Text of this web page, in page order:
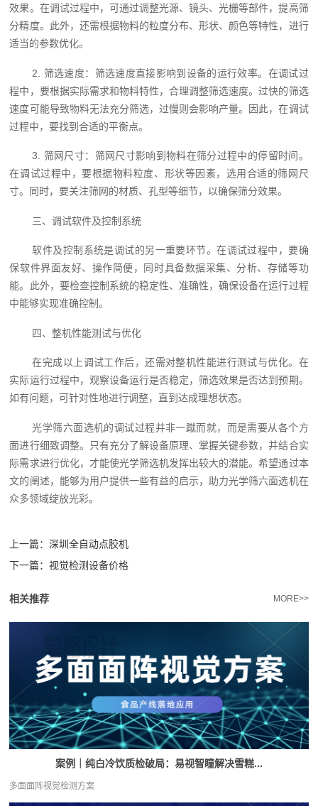
效果。在调试过程中，可通过调整光源、镜头、光栅等部件，提高筛
分精度。此外，还需根据物料的粒度分布、形状、颜色等特性，进行
适当的参数优化。
2. 筛选速度：筛选速度直接影响到设备的运行效率。在调试过
程中，要根据实际需求和物料特性，合理调整筛选速度。过快的筛选
速度可能导致物料无法充分筛选，过慢则会影响产量。因此，在调试
过程中，要找到合适的平衡点。
3. 筛网尺寸：筛网尺寸影响到物料在筛分过程中的停留时间。
在调试过程中，要根据物料粒度、形状等因素，选用合适的筛网尺
寸。同时，要关注筛网的材质、孔型等细节，以确保筛分效果。
三、调试软件及控制系统
软件及控制系统是调试的另一重要环节。在调试过程中，要确
保软件界面友好、操作简便，同时具备数据采集、分析、存储等功
能。此外，要检查控制系统的稳定性、准确性，确保设备在运行过程
中能够实现准确控制。
四、整机性能测试与优化
在完成以上调试工作后，还需对整机性能进行测试与优化。在
实际运行过程中，观察设备运行是否稳定，筛选效果是否达到预期。
如有问题，可针对性地进行调整，直到达成理想状态。
光学筛六面选机的调试过程并非一蹴而就，而是需要从各个方
面进行细致调整。只有充分了解设备原理、掌握关键参数，并结合实
际需求进行优化，才能使光学筛选机发挥出较大的潜能。希望通过本
文的阐述，能够为用户提供一些有益的启示，助力光学筛六面选机在
众多领域绽放光彩。‍
上一篇：深圳全自动点胶机
下一篇：视觉检测设备价格
相关推荐 MORE>>
案例｜纯白冷饮质检破局：易视智瞳解决雪糕...
多面面阵视觉检测方案